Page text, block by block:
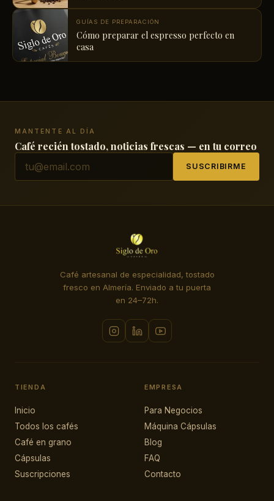
GUÍAS DE PREPARACIÓN
Cómo preparar el espresso perfecto en
casa
MANTENTE AL DÍA
Café recién tostado, noticias frescas — en tu correo
SUSCRIBIRME
Café artesanal de especialidad, tostado
fresco en Almería. Enviado a tu puerta
en 24–72h.
TIENDA
Inicio
Todos los cafés
Café en grano
Cápsulas
Suscripciones
EMPRESA
Para Negocios
Máquina Cápsulas
Blog
FAQ
Contacto